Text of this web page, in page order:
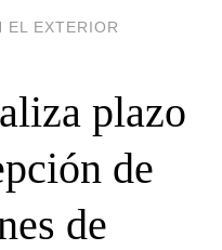
EL EXTERIOR
plazo
de
de